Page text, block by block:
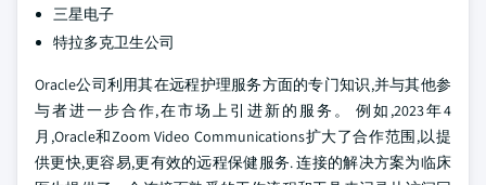
三星电子
特拉多克卫生公司
Oracle公司利用其在远程护理服务方面的专门知识,并与其他参
与者进一步合作,在市场上引进新的服务。 例如,2023年4
月,Oracle和Zoom Video Communications扩大了合作范围,以提
供更快,更容易,更有效的远程保健服务. 连接的解决方案为临床